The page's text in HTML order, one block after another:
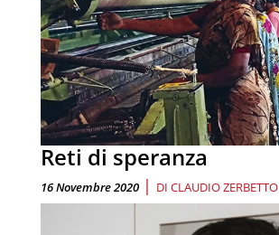
Reti di speranza
16 Novembre 2020 | DI CLAUDIO ZERBETTO